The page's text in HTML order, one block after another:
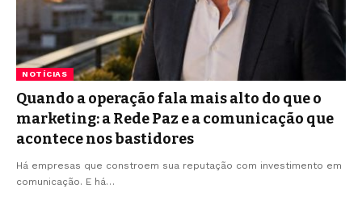
NOTÍCIAS
Quando a operação fala mais alto do que o
marketing: a Rede Paz e a comunicação que
acontece nos bastidores
Há empresas que constroem sua reputação com investimento em
comunicação. E há…